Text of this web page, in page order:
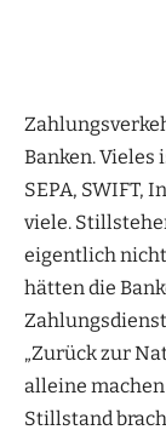
Banken. Vieles
SEPA, SWIFT,
viele.
eigentlich
hätten die
„Zurück zur
alleine
Stillstand